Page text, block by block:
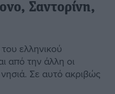
Σαντορίνη,
ελληνικού
από την άλλη οι
νησιά. Σε αυτό ακριβώς